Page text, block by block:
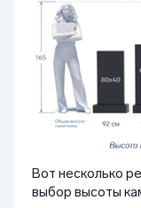
Вот несколько
выбор высоты